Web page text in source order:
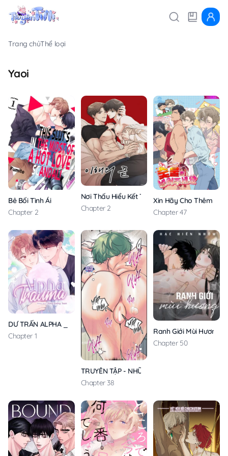
Trang chủThể loại
Yaoi
Bê Bối Tình Ái
Chapter 2
Nơi Thấu Hiểu Kết Thúc
Chapter 2
Xin Hãy Cho Thêm
Chapter 47
DƯ TRẤN ALPHA _ ALPHA TRAUMA
Chapter 1
TRUYỂN TẬP - NHỮNG CON KU NÚNG NÍNH
Chapter 38
Ranh Giới Mùi Hương
Chapter 50